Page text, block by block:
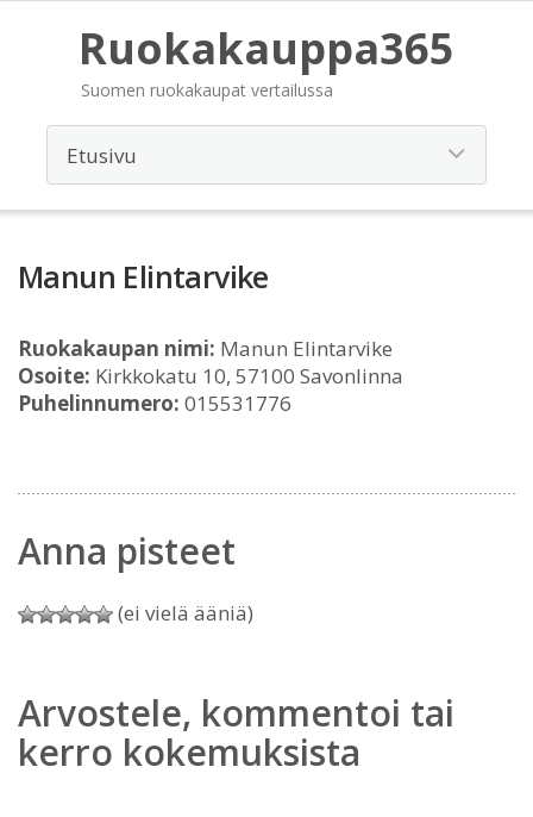
Ruokakauppa365
Suomen ruokakaupat vertailussa
Manun Elintarvike
Ruokakaupan nimi: Manun Elintarvike
Osoite: Kirkkokatu 10, 57100 Savonlinna
Puhelinnumero: 015531776
Anna pisteet
(ei vielä ääniä)
Arvostele, kommentoi tai
kerro kokemuksista